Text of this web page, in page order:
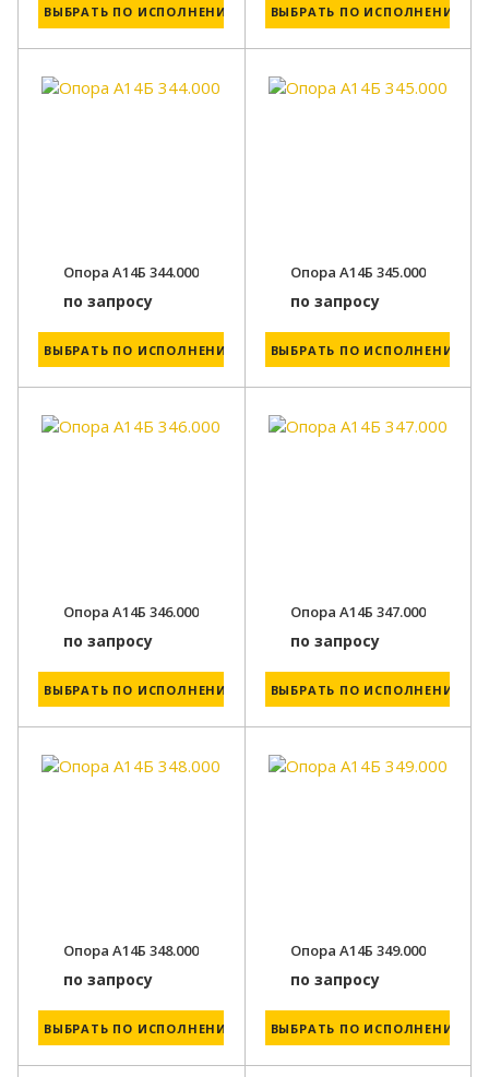
ВЫБРАТЬ ПО ИСПОЛНЕНИЮ ВЫБРАТЬ ПО ИСПОЛНЕНИЮ
Опора А14Б 344.000
по запросу
ВЫБРАТЬ ПО ИСПОЛНЕНИЮ
Опора А14Б 345.000
по запросу
ВЫБРАТЬ ПО ИСПОЛНЕНИЮ
Опора А14Б 346.000
по запросу
ВЫБРАТЬ ПО ИСПОЛНЕНИЮ
Опора А14Б 347.000
по запросу
ВЫБРАТЬ ПО ИСПОЛНЕНИЮ
Опора А14Б 348.000
по запросу
ВЫБРАТЬ ПО ИСПОЛНЕНИЮ
Опора А14Б 349.000
по запросу
ВЫБРАТЬ ПО ИСПОЛНЕНИЮ